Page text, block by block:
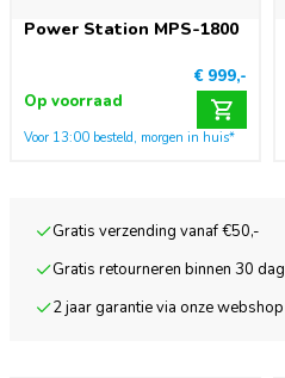
Power Station MPS-1800
€ 999,-
Op voorraad
Voor 13:00 besteld, morgen in huis*
Gratis verzending vanaf €50,-
Gratis retourneren binnen 30
2 jaar garantie via onze webshop